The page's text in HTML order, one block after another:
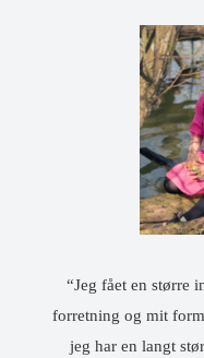
“Jeg fået en større
forretning og mit
jeg har en langt